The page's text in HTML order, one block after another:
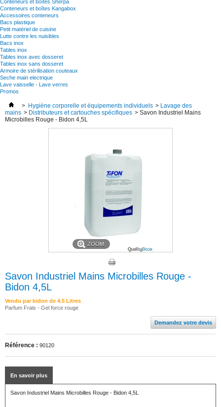
Conteneurs et boîtes Sherpa
Conteneurs et boîtes Kangabox
Accessoires conteneurs
Bacs plastique
Petit matériel de cuisine
Lutte contre les nuisibles
Bacs inox
Tables inox
Tables inox avec dosseret
Tables inox sans dosseret
Armoire de stérilisation couteaux
Seche main electrique
Lave vaisselle - Lave verres
Promos
> Hygiène corporelle et équipements individuels > Lavage des
mains > Distributeurs et cartouches spécifiques > Savon Industriel Mains
Microbilles Rouge - Bidon 4,5L
ZOOM
Savon Industriel Mains Microbilles Rouge -
Bidon 4,5L
Vendu par bidon de 4.5 Litres
Parfum Frais - Gel force rouge
Demandez votre devis
Référence : 90120
En savoir plus
Savon Industriel Mains Microbilles Rouge - Bidon 4,5L